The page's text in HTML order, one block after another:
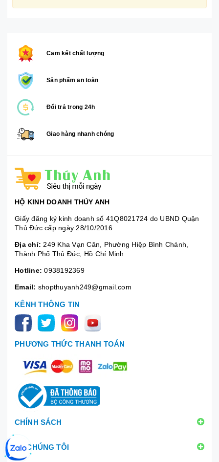
Cam kết chất lượng
Sản phẩm an toàn
Đổi trả trong 24h
Giao hàng nhanh chóng
HỘ KINH DOANH THÚY ANH
Giấy đăng ký kinh doanh số 41Q8021724 do UBND Quận
Thủ Đức cấp ngày 28/10/2016
Địa chỉ: 249 Kha Vạn Cân, Phường Hiệp Bình Chánh,
Thành Phố Thủ Đức, Hồ Chí Minh
Hotline: 0938192369
Email: shopthuyanh249@gmail.com
KÊNH THÔNG TIN
PHƯƠNG THỨC THANH TOÁN
CHÍNH SÁCH
VỀ CHÚNG TÔI